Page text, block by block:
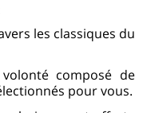
les classiques du
composé de
pour vous.